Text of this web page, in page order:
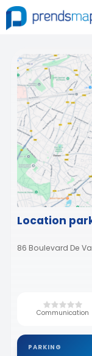
Location
86 Boulevard De
Communication
PARKING